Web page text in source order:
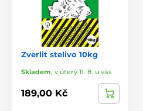
Zverlit stelivo 10kg
Skladem, v úterý 11. 8. u vás
189,00 Kč